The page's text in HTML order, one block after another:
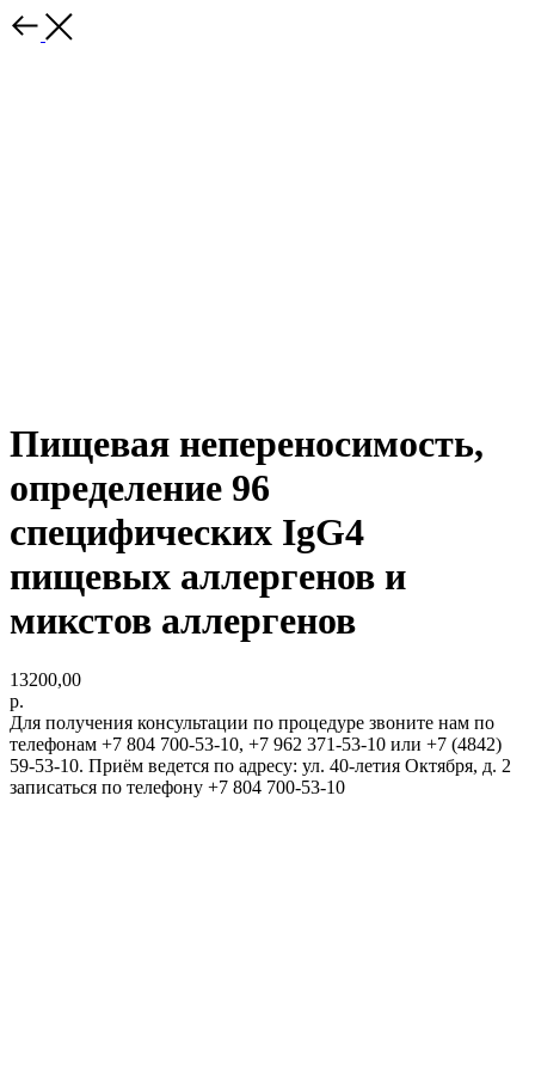
Пищевая непереносимость,
определение 96
специфических IgG4
пищевых аллергенов и
микстов аллергенов
13200,00
р.
Для получения консультации по процедуре звоните нам по
телефонам +7 804 700-53-10, +7 962 371-53-10 или +7 (4842)
59-53-10. Приём ведется по адресу: ул. 40-летия Октября, д. 2
записаться по телефону +7 804 700-53-10